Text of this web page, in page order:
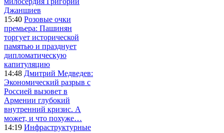
Джаншиев
15:40 Розовые очки
премьера: Пашинян
торгует исторической
памятью и празднует
дипломатическую
капитуляцию
14:48 Дмитрий Медведев:
Экономический разрыв с
Россией вызовет в
Армении глубокий
внутренний кризис. А
может, и что похуже…
14:19 Инфраструктурные